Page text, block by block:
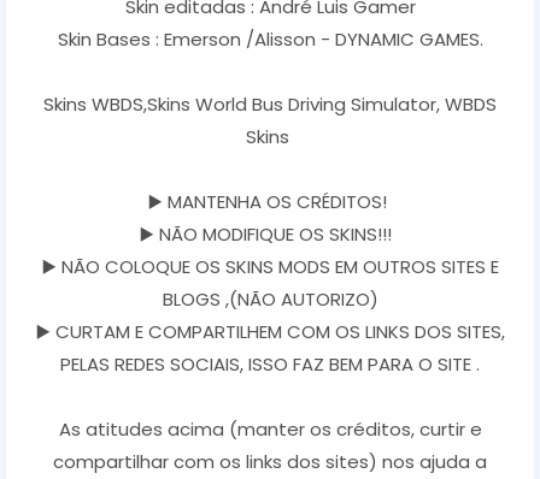
Skin editadas : André Luis Gamer
Skin Bases : Emerson /Alisson - DYNAMIC GAMES.
Skins WBDS,Skins World Bus Driving Simulator, WBDS
Skins
▶️ MANTENHA OS CRÉDITOS!
▶️ NÃO MODIFIQUE OS SKINS!!!
▶️ NÃO COLOQUE OS SKINS MODS EM OUTROS SITES E
BLOGS ,(NÃO AUTORIZO)
▶️ CURTAM E COMPARTILHEM COM OS LINKS DOS SITES,
PELAS REDES SOCIAIS, ISSO FAZ BEM PARA O SITE .
As atitudes acima (manter os créditos, curtir e
compartilhar com os links dos sites) nos ajuda a